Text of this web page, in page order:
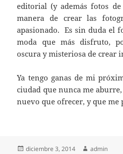
editorial (y además fotos
manera de crear las
apasionado. Es sin duda el
moda que más disfruto,
oscura y misteriosa de crear
Ya tengo ganas de mi
ciudad que nunca me
nuevo que ofrecer, y que me
Publicado
diciembre 3, 2014 Autor
admin